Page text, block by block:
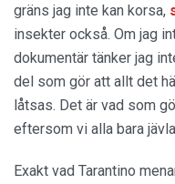
gräns jag inte kan korsa,
insekter också. Om jag
dokumentär tänker jag
del som gör att allt det
låtsas. Det är vad som
eftersom vi alla bara
Exakt vad Tarantino